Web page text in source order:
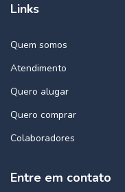
Links
Quem somos
Atendimento
Quero alugar
Quero comprar
Colaboradores
Entre em contato